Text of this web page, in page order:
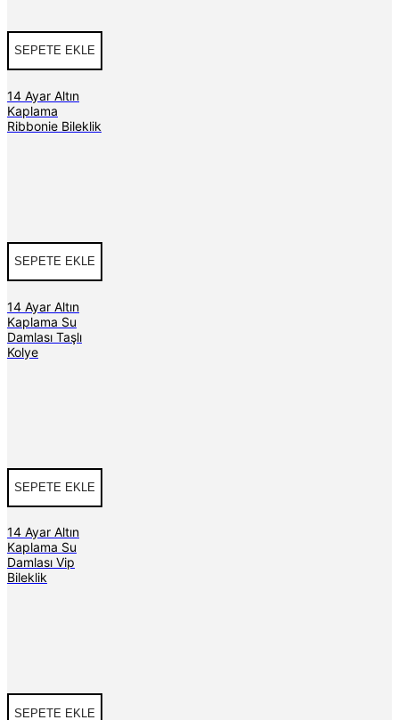
SEPETE EKLE
14 Ayar Altın
Kaplama
Ribbonie Bileklik
SEPETE EKLE
14 Ayar Altın
Kaplama Su
Damlası Taşlı
Kolye
SEPETE EKLE
14 Ayar Altın
Kaplama Su
Damlası Vip
Bileklik
SEPETE EKLE